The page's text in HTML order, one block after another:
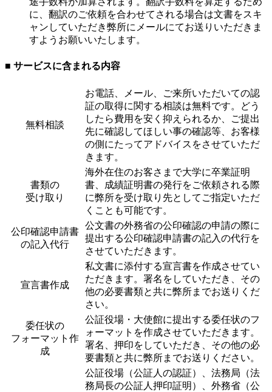
に、翻訳のご依頼を合わせてされる場合は文書をスキ
ャンしていただき弊所にメールにてお送りいただきま
すようお願いいたします。
■ サービスに含まれる内容
無料相談
お電話、メール、ご来所いただいての認
証の取得に関する相談は無料です。どう
したら費用を安く抑えられるか、ご提出
先に確認してほしい事の確認等、お客様
の側にたってアドバイスをさせていただ
きます。
書類の
受け取り
海外在住のお客さまで大学に卒業証明
書、成績証明書の発行をご依頼される際
に弊所を受け取り先としてご指定いただ
くことも可能です。
公印確認申請書
の記入代行
公文書の外務省の公印確認の申請の際に
提出する公印確認申請書の記入の代行を
させていただきます。
宣言書作成
私文書に添付する宣言書を作成させてい
ただきます。署名をしていただき、その
他の必要書類と共に弊所までお送りくだ
さい。
委任状の
フォーマット作
成
公証役場・大使館に提出する委任状のフ
ォーマットを作成させていただきます。
署名、押印をしていただき、その他の必
要書類と共に弊所までお送りください。
公証役場（公証人の認証）、法務局（法
務局長の公証人押印証明）、外務省（公